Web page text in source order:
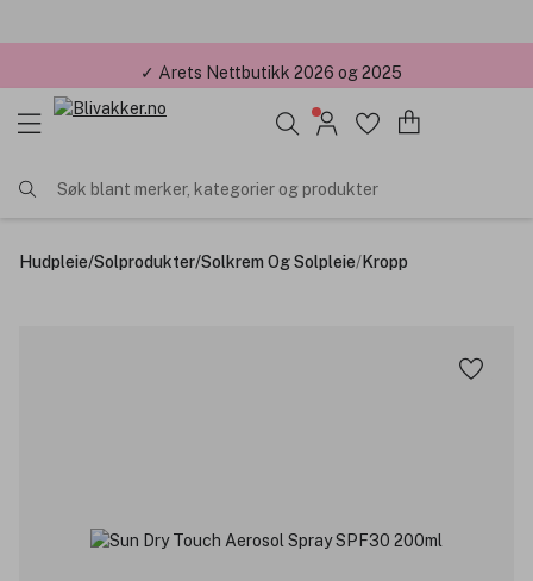
✓ Årets Nettbutikk 2026 og 2025
Søk blant merker, kategorier og produkter
Hudpleie/Solprodukter/Solkrem Og Solpleie/Kropp